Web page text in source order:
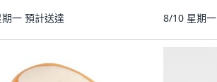
一 預計送達 8/10 星期一